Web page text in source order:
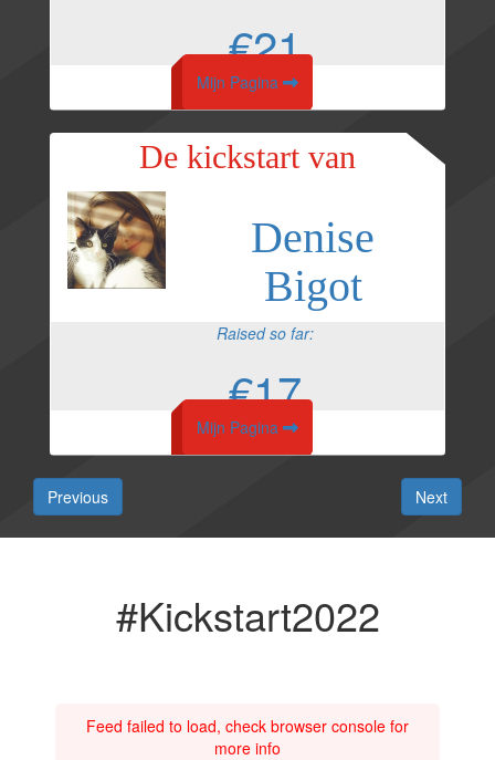
€21
Mijn Pagina
De kickstart van
Denise
Bigot
Raised so far:
€17
Mijn Pagina
Previous Next
#Kickstart2022
Feed failed to load, check browser console for
more info